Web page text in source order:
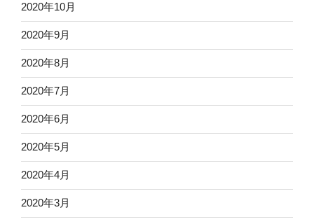
2020年10月
2020年9月
2020年8月
2020年7月
2020年6月
2020年5月
2020年4月
2020年3月